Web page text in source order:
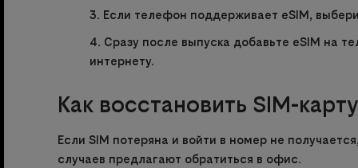
Если телефон поддерживает eSIM,
Сразу после выпуска добавьте eSIM на
интернету.
Как восстановить SIM-
Если SIM потеряна и войти в номер не
случаев предлагают обратиться в офис.